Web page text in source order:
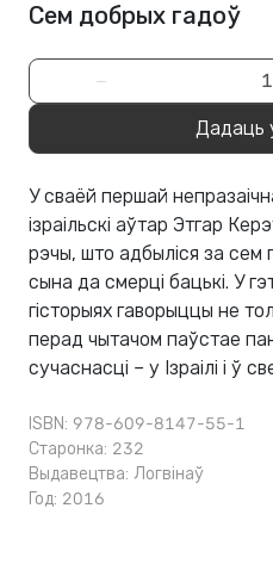
Сем добрых гадоў
−
Дадаць
У сваёй першай
ізраільскі аўтар Этгар
рэчы, што адбыліся за
сына да смерці бацькі. У
гісторыях гаворыццы не
перад чытачом паўстае
сучаснасці – у Ізраілі і ў
ISBN: 978-609-8147-55-1
Старонка: 232
Выдавецтва: Логвінаў
Год: 2016